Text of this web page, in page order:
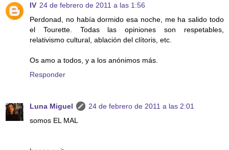
IV 24 de febrero de 2011 a las 1:56
Perdonad, no había dormido esa noche, me ha salido todo
el Tourette. Todas las opiniones son respetables,
relativismo cultural, ablación del clítoris, etc.
Os amo a todos, y a los anónimos más.
Responder
Luna Miguel
24 de febrero de 2011 a las 2:01
somos EL MAL